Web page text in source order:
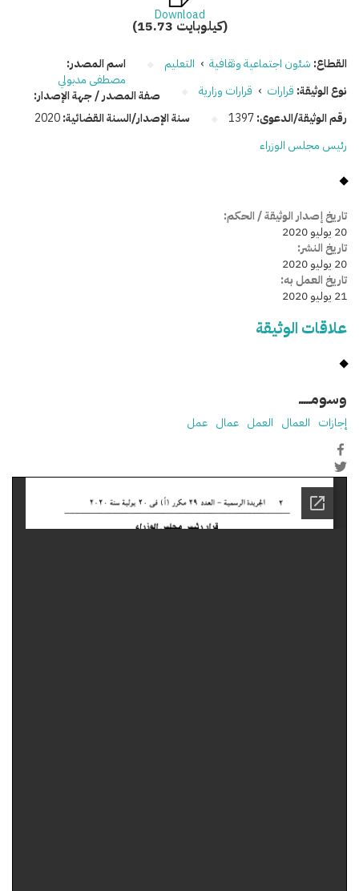
Download
(15.73 كيلوبايت)
القطاع: شئون اجتماعية وثقافية › التعليم
نوع الوثيقة: قرارات › قرارات وزارية
رقم الوثيقة/الدعوى:1397 سنة الإصدار/السنة القضائية:2020
اسم المصدر:
مصطفى مدبولي
صفة المصدر / جهة الإصدار:
رئيس مجلس الوزراء
تاريخ إصدار الوثيقة / الحكم:
20 يوليو 2020
تاريخ النشر:
20 يوليو 2020
تاريخ العمل به:
21 يوليو 2020
علاقات الوثيقة
وسومـــــ
إجازات العمال العمل عمال عمل